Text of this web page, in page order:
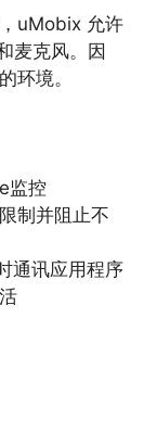
uMobix 允许
麦克风。因
环境。
监控
制并阻止不
通讯应用程序